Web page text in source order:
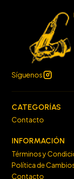
Síguenos
CATEGORÍAS
Contacto
INFORMACIÓN
Términos y
Política de
Contacto